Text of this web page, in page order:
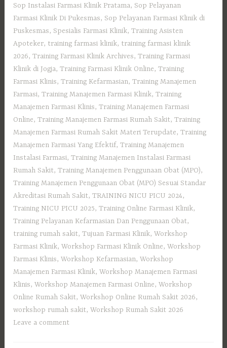
Sop Instalasi Farmasi Klinik Pratama, Sop Pelayanan
Farmasi Klinik Di Pukesmas, Sop Pelayanan Farmasi Klinik di
Puskesmas, Spesialis Farmasi Klinik,Training Asisten
Apoteker, training farmasi klinik, training farmasi klinik
2026,Training Farmasi Klinik Archives,Training Farmasi
Klinik di Jogja,Training Farmasi Klinik Online,Training
Farmasi Klinis,Training Kefarmasian,Training Manajemen
Farmasi,Training Manajemen Farmasi Klinik,Training
Manajemen Farmasi Klinis,Training Manajemen Farmasi
Online,Training Manajemen Farmasi Rumah Sakit,Training
Manajemen Farmasi Rumah Sakit Materi Terupdate,Training
Manajemen Farmasi Yang Efektif,Training Manajemen
Instalasi Farmasi,Training Manajemen Instalasi Farmasi
Rumah Sakit,Training Manajemen Penggunaan Obat (MPO),
Training Manajemen Penggunaan Obat (MPO) Sesuai Standar
Akreditasi Rumah Sakit,TRAINING NICU PICU 2024,
Training NICU PICU 2025,Training Online Farmasi Klinik,
Training Pelayanan Kefarmasian Dan Penggunaan Obat,
training rumah sakit,Tujuan Farmasi Klinik,Workshop
Farmasi Klinik,Workshop Farmasi Klinik Online,Workshop
Farmasi Klinis,Workshop Kefarmasian,Workshop
Manajemen Farmasi Klinik,Workshop Manajemen Farmasi
Klinis,Workshop Manajemen Farmasi Online,Workshop
Online Rumah Sakit,Workshop Online Rumah Sakit 2026,
workshop rumah sakit,Workshop Rumah Sakit 2026
Leave a comment